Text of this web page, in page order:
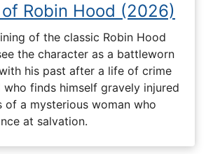
Robin Hood (2026)
of the classic Robin Hood
the character as a battleworn
his past after a life of crime
who finds himself gravely injured
of a mysterious woman who
at salvation.